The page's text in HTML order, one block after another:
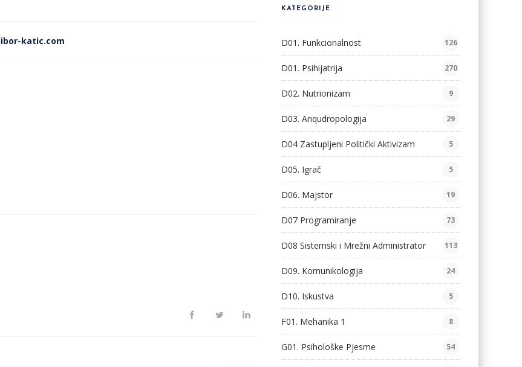
katic.com
KATEGORIJE
D01. Funkcionalnost 126
D01. Psihijatrija 270
D02. Nutrionizam 9
D03. Anqudropologija 29
D04 Zastupljeni Politički Aktivizam 5
D05. Igrač 5
D06. Majstor 19
D07 Programiranje 73
D08 Sistemski i Mrežni Administrator 113
D09. Komunikologija 24
D10. Iskustva 5
F01. Mehanika 1 8
G01. Psihološke Pjesme 54